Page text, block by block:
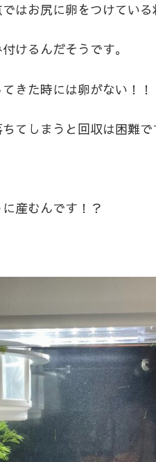
はお尻に卵をつけている
けるんだそうです。
きた時には卵がない！！
てしまうと回収は困難で
産むんです！？